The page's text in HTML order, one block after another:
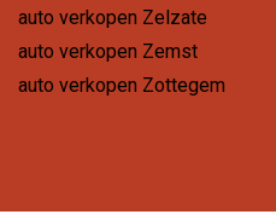
auto verkopen Zelzate
auto verkopen Zemst
auto verkopen Zottegem